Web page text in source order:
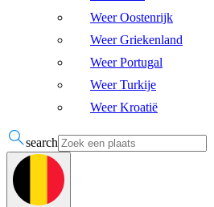
Weer Oostenrijk
Weer Griekenland
Weer Portugal
Weer Turkije
Weer Kroatië
search